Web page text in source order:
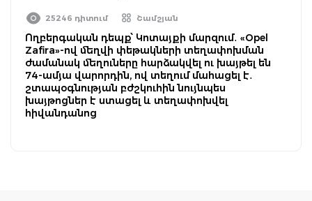
25246 դիտում Շամշյան
Ողբերգական դեպք՝ Կոտայքի մարզում․ «Opel
Zafira»-ով մեղվի փեթակների տեղափոխման
ժամանակ մեղուները հարձակվել ու խայթել են
74-ամյա վարորդին, ով տեղում մահացել է․
շտապօգնության բժշկուհին նույնպես
խայթոցներ է ստացել և տեղափոխվել
հիվանդանոց